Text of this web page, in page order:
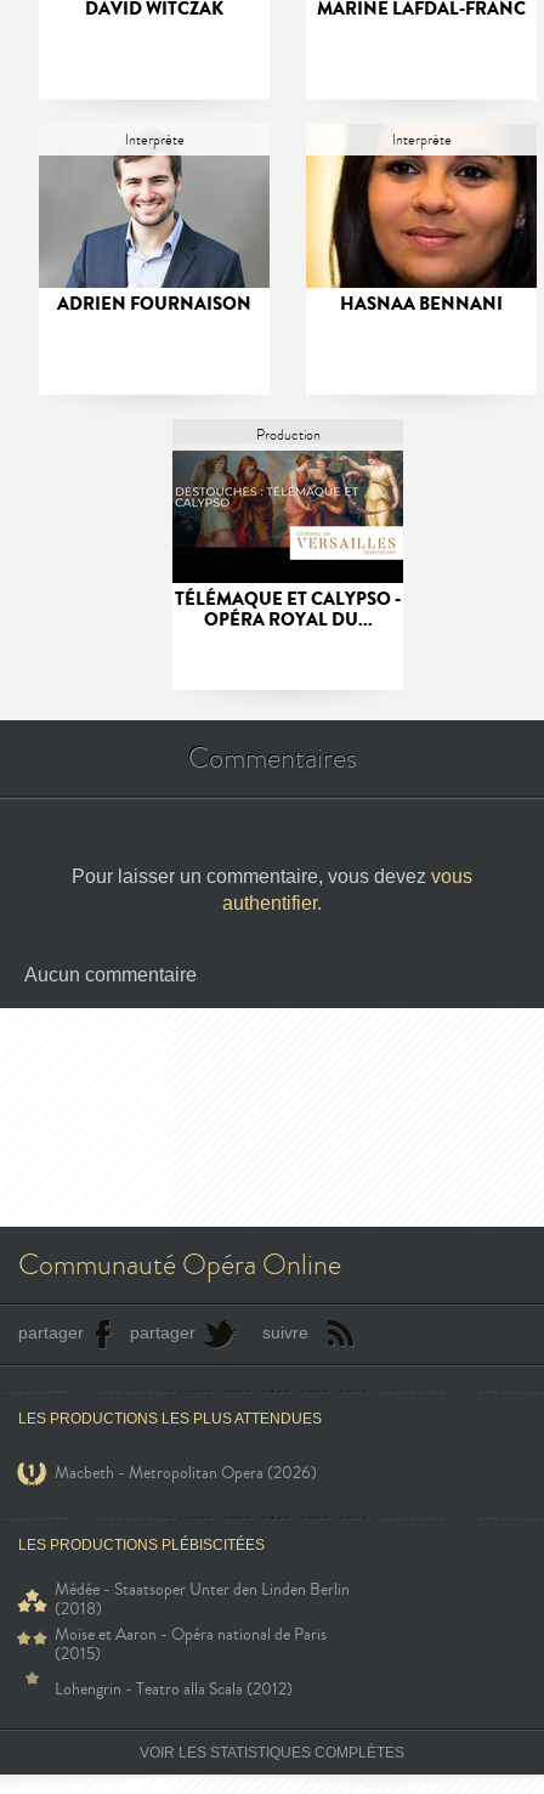
DAVID WITCZAK MARINE LAFDAL-FRANC
Interprète
ADRIEN FOURNAISON
Interprète
HASNAA BENNANI
Production
TÉLÉMAQUE ET CALYPSO -
OPÉRA ROYAL DU...
Commentaires
Pour laisser un commentaire, vous devez vous
authentifier.
Aucun commentaire
Communauté Opéra Online
partager partager suivre
LES PRODUCTIONS LES PLUS ATTENDUES
Macbeth - Metropolitan Opera (2026)
LES PRODUCTIONS PLÉBISCITÉES
Médée - Staatsoper Unter den Linden Berlin
(2018)
Moïse et Aaron - Opéra national de Paris
(2015)
Lohengrin - Teatro alla Scala (2012)
VOIR LES STATISTIQUES COMPLÈTES